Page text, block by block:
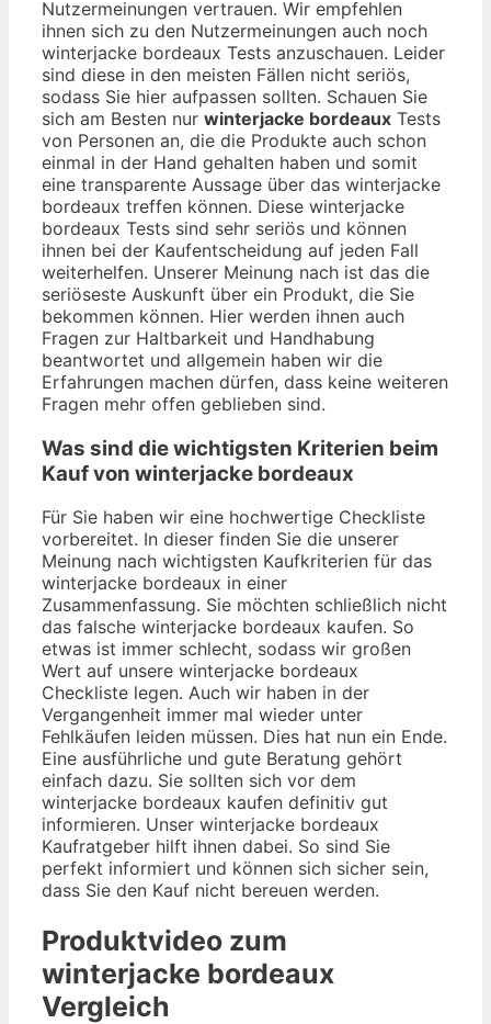
Nutzermeinungen vertrauen. Wir empfehlen
ihnen sich zu den Nutzermeinungen auch noch
winterjacke bordeaux Tests anzuschauen. Leider
sind diese in den meisten Fällen nicht seriös,
sodass Sie hier aufpassen sollten. Schauen Sie
sich am Besten nur winterjacke bordeaux Tests
von Personen an, die die Produkte auch schon
einmal in der Hand gehalten haben und somit
eine transparente Aussage über das winterjacke
bordeaux treffen können. Diese winterjacke
bordeaux Tests sind sehr seriös und können
ihnen bei der Kaufentscheidung auf jeden Fall
weiterhelfen. Unserer Meinung nach ist das die
seriöseste Auskunft über ein Produkt, die Sie
bekommen können. Hier werden ihnen auch
Fragen zur Haltbarkeit und Handhabung
beantwortet und allgemein haben wir die
Erfahrungen machen dürfen, dass keine weiteren
Fragen mehr offen geblieben sind.
Was sind die wichtigsten Kriterien beim
Kauf von winterjacke bordeaux
Für Sie haben wir eine hochwertige Checkliste
vorbereitet. In dieser finden Sie die unserer
Meinung nach wichtigsten Kaufkriterien für das
winterjacke bordeaux in einer
Zusammenfassung. Sie möchten schließlich nicht
das falsche winterjacke bordeaux kaufen. So
etwas ist immer schlecht, sodass wir großen
Wert auf unsere winterjacke bordeaux
Checkliste legen. Auch wir haben in der
Vergangenheit immer mal wieder unter
Fehlkäufen leiden müssen. Dies hat nun ein Ende.
Eine ausführliche und gute Beratung gehört
einfach dazu. Sie sollten sich vor dem
winterjacke bordeaux kaufen definitiv gut
informieren. Unser winterjacke bordeaux
Kaufratgeber hilft ihnen dabei. So sind Sie
perfekt informiert und können sich sicher sein,
dass Sie den Kauf nicht bereuen werden.
Produktvideo zum
winterjacke bordeaux
Vergleich